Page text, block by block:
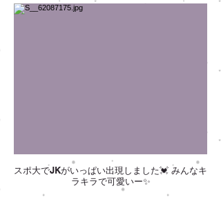
スポ大でJKがいっぱい出現しました💓 みんなキ
ラキラで可愛いー✨